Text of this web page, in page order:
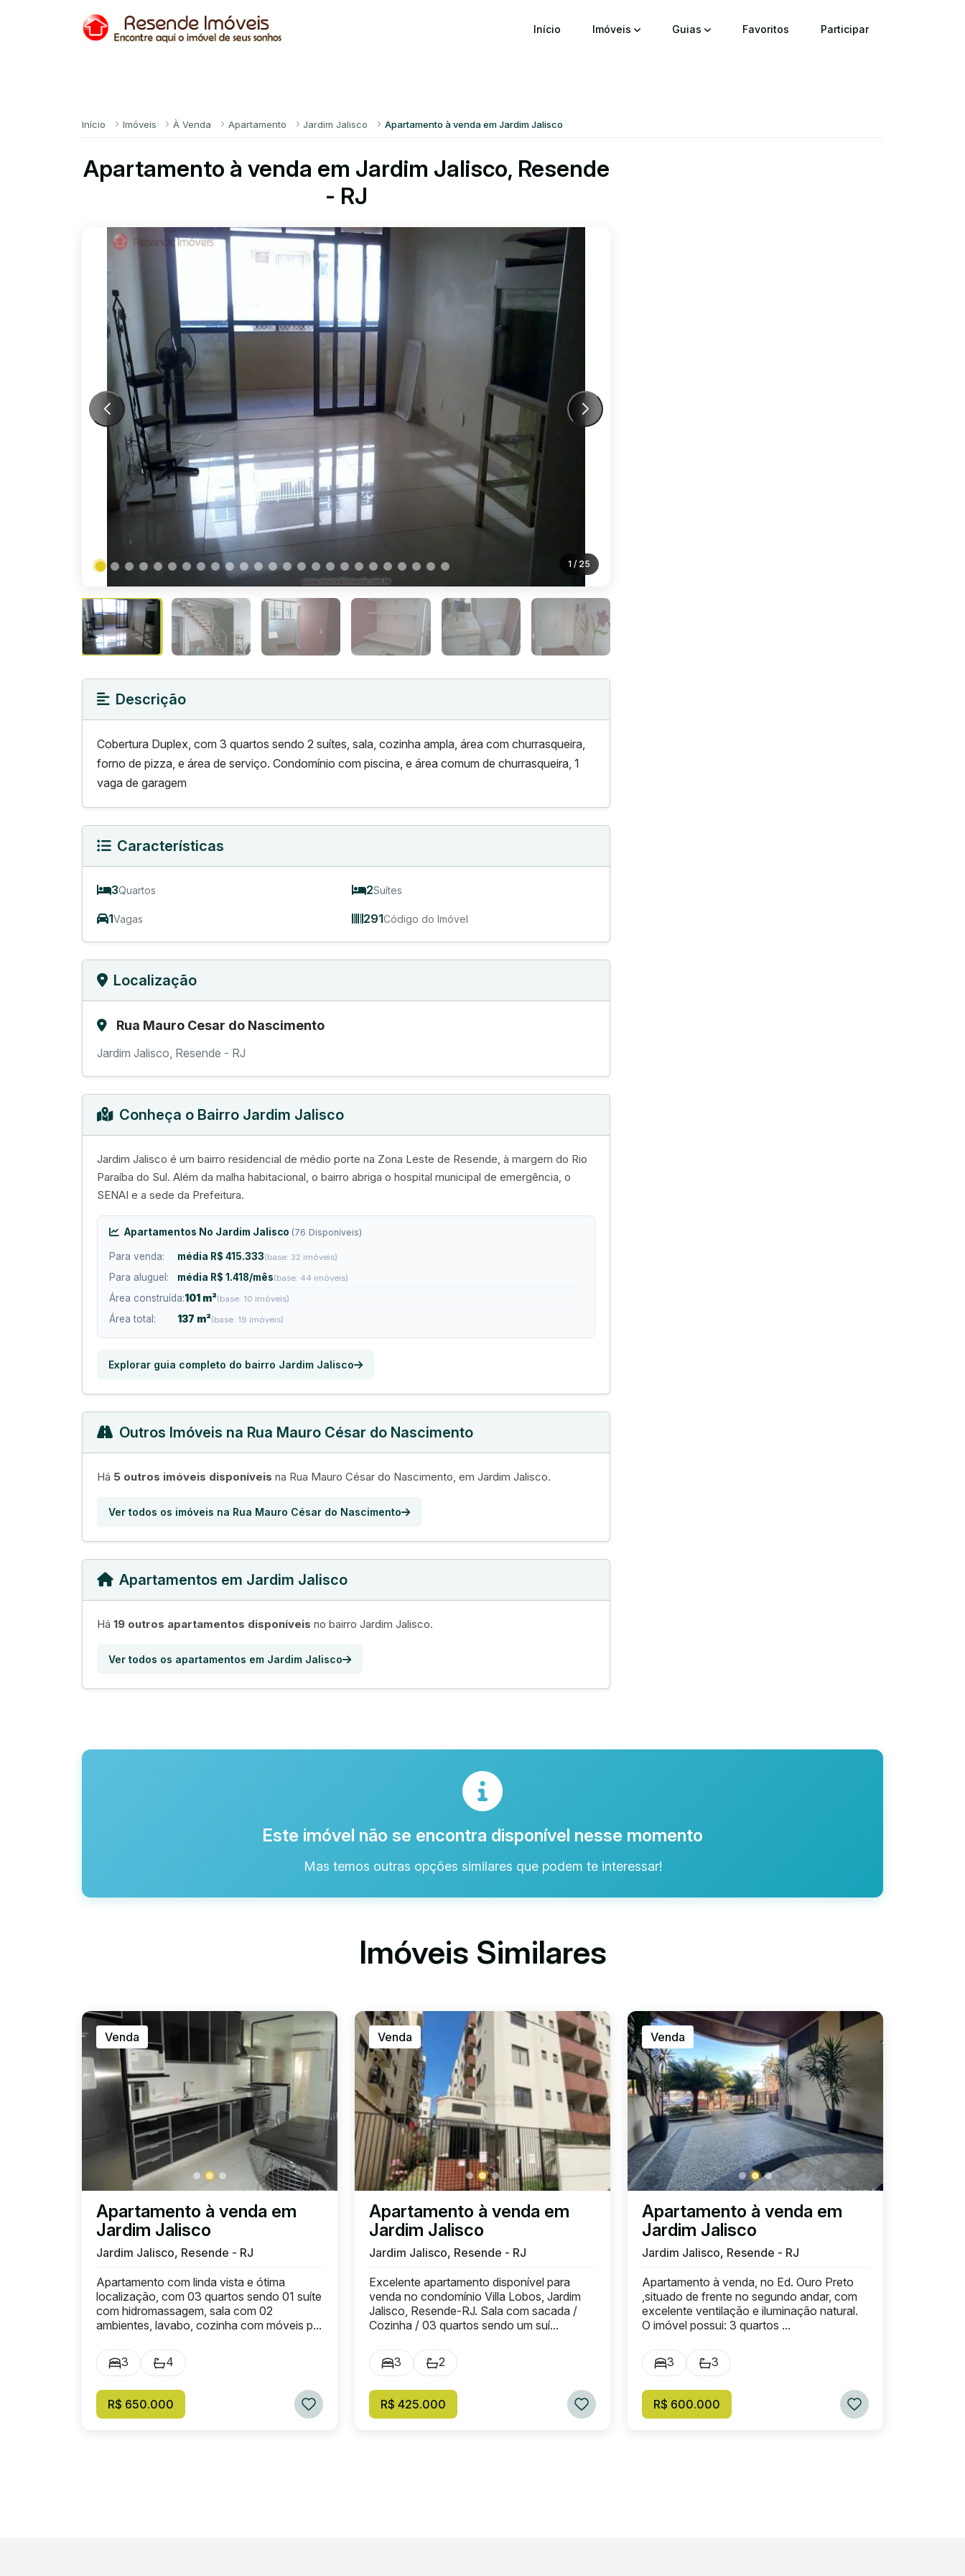
Início Imóveis Guias Favoritos Participar
Início Imóveis À Venda Apartamento Jardim Jalisco Apartamento à venda em Jardim Jalisco
Apartamento à venda em Jardim Jalisco, Resende
- RJ
1 / 25
Descrição
Cobertura Duplex, com 3 quartos sendo 2 suítes, sala, cozinha ampla, área com churrasqueira,
forno de pizza, e área de serviço. Condomínio com piscina, e área comum de churrasqueira, 1
vaga de garagem
Características
3Quartos 2Suítes
1Vagas 291Código do Imóvel
Localização
Rua Mauro Cesar do Nascimento
Jardim Jalisco, Resende - RJ
Conheça o Bairro Jardim Jalisco
Jardim Jalisco é um bairro residencial de médio porte na Zona Leste de Resende, à margem do Rio
Paraíba do Sul. Além da malha habitacional, o bairro abriga o hospital municipal de emergência, o
SENAI e a sede da Prefeitura.
Apartamentos No Jardim Jalisco (76 Disponíveis)
Para venda: média R$ 415.333(base: 32 imóveis)
Para aluguel: média R$ 1.418/mês(base: 44 imóveis)
Área construída:101 m²(base: 10 imóveis)
Área total: 137 m²(base: 19 imóveis)
Explorar guia completo do bairro Jardim Jalisco
Outros Imóveis na Rua Mauro César do Nascimento
Há 5 outros imóveis disponíveis na Rua Mauro César do Nascimento, em Jardim Jalisco.
Ver todos os imóveis na Rua Mauro César do Nascimento
Apartamentos em Jardim Jalisco
Há 19 outros apartamentos disponíveis no bairro Jardim Jalisco.
Ver todos os apartamentos em Jardim Jalisco
Este imóvel não se encontra disponível nesse momento
Mas temos outras opções similares que podem te interessar!
Imóveis Similares
Venda
Apartamento à venda em
Jardim Jalisco
Jardim Jalisco, Resende - RJ
Apartamento com linda vista e ótima
localização, com 03 quartos sendo 01 suíte
com hidromassagem, sala com 02
ambientes, lavabo, cozinha com móveis p...
3 4
R$ 650.000
Venda
Apartamento à venda em
Jardim Jalisco
Jardim Jalisco, Resende - RJ
Excelente apartamento disponível para
venda no condomínio Villa Lobos, Jardim
Jalisco, Resende-RJ. Sala com sacada /
Cozinha / 03 quartos sendo um suí...
3 2
R$ 425.000
Venda
Apartamento à venda em
Jardim Jalisco
Jardim Jalisco, Resende - RJ
Apartamento à venda, no Ed. Ouro Preto
,situado de frente no segundo andar, com
excelente ventilação e iluminação natural.
O imóvel possui: 3 quartos ...
3 3
R$ 600.000